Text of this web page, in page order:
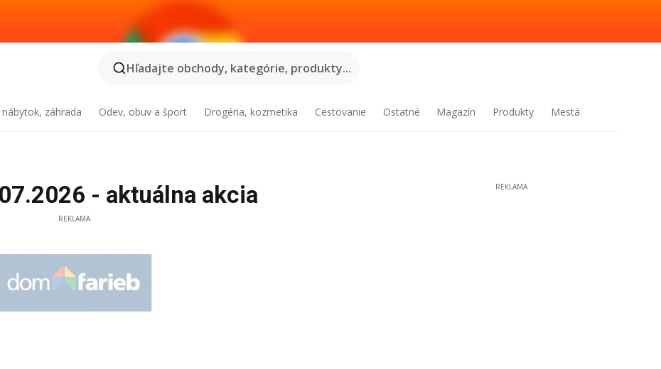
Hľadajte obchody, kategórie, produkty...
záhrada Odev, obuv a šport Drogéria, kozmetika Cestovanie Ostatné Magazín Produkty Mestá
- aktuálna akcia
REKLAMA
REKLAMA